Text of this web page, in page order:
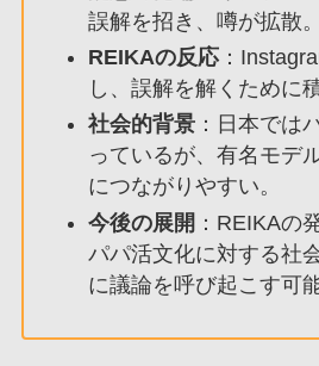
誤解を招き、噂が拡散。
REIKAの反応：
し、誤解を解くために
社会的背景：日本では
っているが、有名モデ
につながりやすい。
今後の展開 ：REIKAの
パパ活文化に対する社
に議論を呼び起こす可